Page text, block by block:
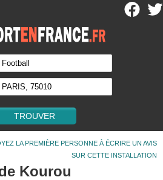
LA PREMIÈRE PERSONNE À ÉCRIRE UN AVIS
SUR CETTE INSTALLATION
Kourou